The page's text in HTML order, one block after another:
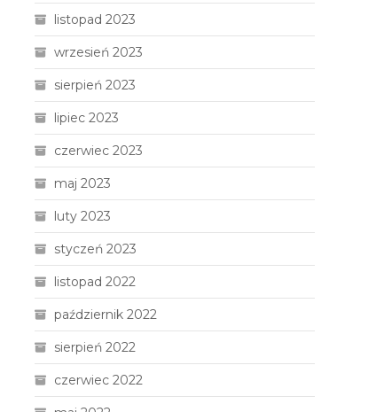
listopad 2023
wrzesień 2023
sierpień 2023
lipiec 2023
czerwiec 2023
maj 2023
luty 2023
styczeń 2023
listopad 2022
październik 2022
sierpień 2022
czerwiec 2022